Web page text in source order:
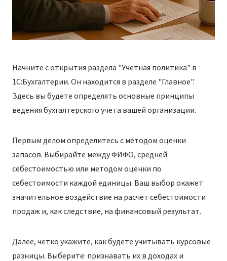
Начните с открытия раздела "Учетная политика" в
1С:Бухгалтерии. Он находится в разделе "Главное".
Здесь вы будете определять основные принципы
ведения бухгалтерского учета вашей организации.
Первым делом определитесь с методом оценки
запасов. Выбирайте между ФИФО, средней
себестоимостью или методом оценки по
себестоимости каждой единицы. Ваш выбор окажет
значительное воздействие на расчет себестоимости
продаж и, как следствие, на финансовый результат.
Далее, четко укажите, как будете учитывать курсовые
разницы. Выберите: признавать их в доходах и